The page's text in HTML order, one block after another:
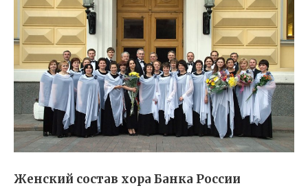
Женский состав хора Банка России